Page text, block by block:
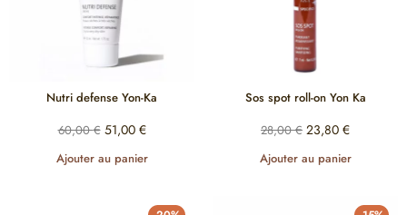
Nutri defense Yon-Ka
60,00€ 51,00 €
Ajouter au panier
Sos spot roll-on Yon Ka
28,00€ 23,80 €
Ajouter au panier